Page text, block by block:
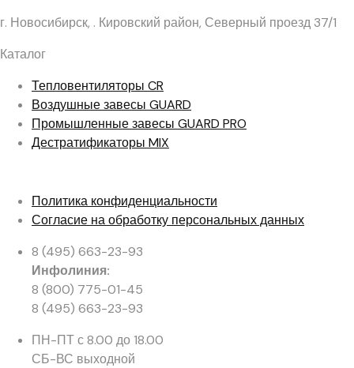
г. Новосибирск, . Кировский район, Северный проезд 37/1
Каталог
Тепловентиляторы CR
Воздушные завесы GUARD
Промышленные завесы GUARD PRO
Дестратификаторы MIX
Политика конфиденциальности
Согласие на обработку персональных данных
8 (495) 663-23-93
Инфолиния:
8 (800) 775-01-45
8 (495) 663-23-93
ПН-ПТ с 8.00 до 18.00
СБ-ВС выходной